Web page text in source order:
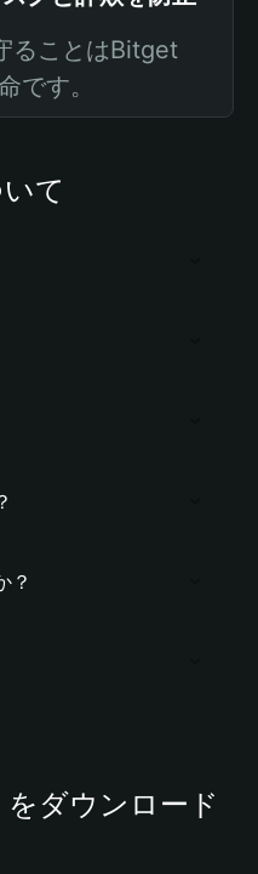
ることはBitget
です。
て
？
ダウンロード